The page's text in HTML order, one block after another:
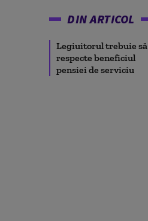
DIN ARTICOL
Legiuitorul trebuie să
respecte beneficiul
pensiei de serviciu